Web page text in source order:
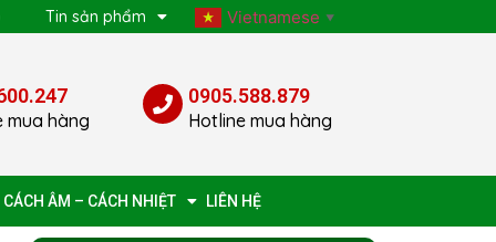
Tin sản phẩm Vietnamese ▼
mua hàng
0905.588.879
Hotline mua hàng
CÁCH ÂM – CÁCH NHIỆT LIÊN HỆ